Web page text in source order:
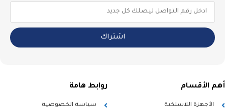
اشتراك
أهم الأقسام
الأجهزة اللاسلكية
روابط هامة
سياسة الخصوصية